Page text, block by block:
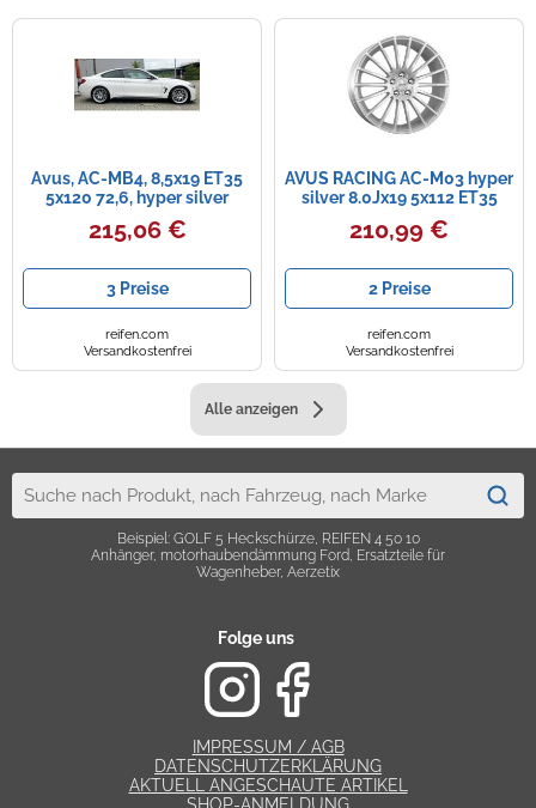
Avus, AC-MB4, 8,5x19 ET35
5x120 72,6, hyper silver
215,06 €
3 Preise
reifen.com
Versandkostenfrei
AVUS RACING AC-M03 hyper
silver 8.0Jx19 5x112 ET35
210,99 €
2 Preise
reifen.com
Versandkostenfrei
Alle anzeigen
Beispiel: GOLF 5 Heckschürze, REIFEN 4 50 10
Anhänger, motorhaubendämmung Ford, Ersatzteile für
Wagenheber, Aerzetix
Folge uns
IMPRESSUM / AGB
DATENSCHUTZERKLÄRUNG
AKTUELL ANGESCHAUTE ARTIKEL